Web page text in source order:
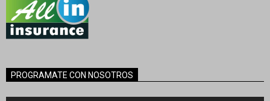
PROGRAMATE CON NOSOTROS